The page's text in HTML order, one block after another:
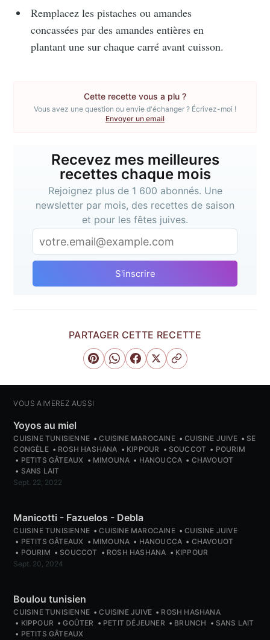
Remplacez les pistaches ou amandes
concassées par des amandes entières en
plantant une sur chaque carré avant cuisson.
Cette recette vous a plu ?
Vous avez une question ou envie d'échanger ? Écrivez-moi !
Envoyer un email
Recevez mes meilleures
recettes chaque mois
Rejoignez plus de 1 600 abonnés. Une
newsletter par mois, des recettes de saison
et pour les fêtes juives.
S'inscrire
PARTAGER CETTE RECETTE
VOUS AIMEREZ AUSSI
Yoyos au miel
CUISINE TUNISIENNE CUISINE MAROCAINE CUISINE JUIVE
SE
CONGÈLE
ROSH HASHANA KIPPOUR SOUCCOT
POURIM
PETITS GÂTEAUX
MIMOUNA HANOUCCA
CHAVOUOT
SANS LAIT
Sept. 22, 2022
Manicotti - Fazuelos - Debla
CUISINE TUNISIENNE CUISINE MAROCAINE
CUISINE JUIVE
PETITS GÂTEAUX
MIMOUNA HANOUCCA
CHAVOUOT
POURIM
SOUCCOT ROSH HASHANA
KIPPOUR
Sept. 20, 2024
Boulou tunisien
CUISINE TUNISIENNE CUISINE JUIVE
ROSH HASHANA
KIPPOUR
GOÛTER PETIT DÉJEUNER BRUNCH
SANS LAIT
PETITS GÂTEAUX